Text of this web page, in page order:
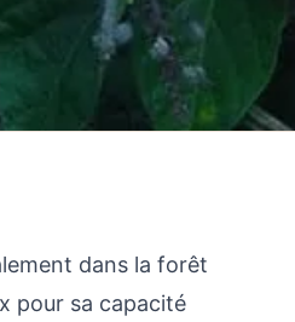
dans la forêt
pour sa capacité